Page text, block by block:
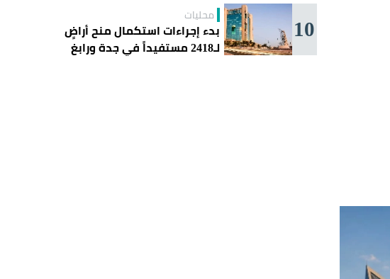
10 محليات
بدء إجراءات استكمال منح أراضٍ
لـ2418 مستفيداً في جدة ورابغ